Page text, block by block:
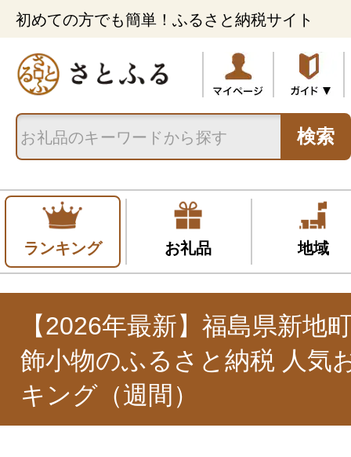
初めての方でも簡単！ふるさと納税サイト
検索
ランキング お礼品 地域
【2026年最新】福島県新地
飾小物のふるさと納税 人気
キング（週間）